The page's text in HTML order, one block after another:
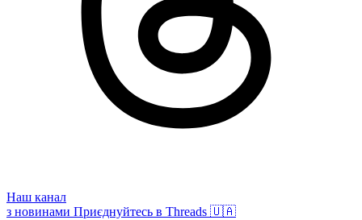
Наш канал
з новинами Приєднуйтесь в Threads 🇺🇦